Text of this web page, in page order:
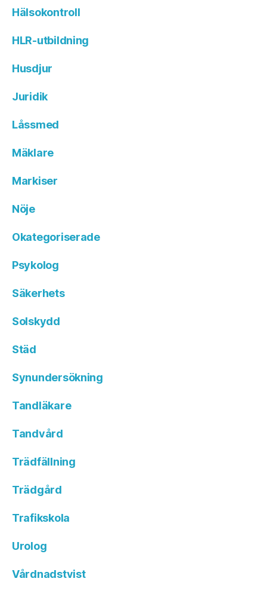
Hälsokontroll
HLR-utbildning
Husdjur
Juridik
Låssmed
Mäklare
Markiser
Nöje
Okategoriserade
Psykolog
Säkerhets
Solskydd
Städ
Synundersökning
Tandläkare
Tandvård
Trädfällning
Trädgård
Trafikskola
Urolog
Vårdnadstvist